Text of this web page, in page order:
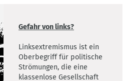
Gefahr von links?
Linksextremismus ist ein
Oberbegriff für politische
Strömungen, die eine
klassenlose Gesellschaft